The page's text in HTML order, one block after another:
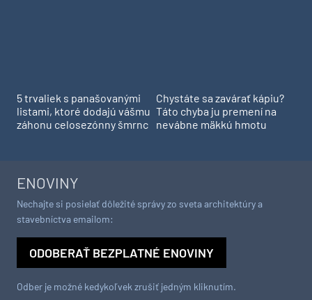
5 trvaliek s panašovanými
listami, ktoré dodajú vášmu
záhonu celosezónny šmrnc
Chystáte sa zavárať kápiu?
Táto chyba ju premení na
nevábne mäkkú hmotu
ENOVINY
Nechajte si posielať dôležité správy zo sveta architektúry a
stavebníctva emailom:
ODOBERAŤ BEZPLATNÉ ENOVINY
Odber je možné kedykoľvek zrušiť jedným kliknutím.